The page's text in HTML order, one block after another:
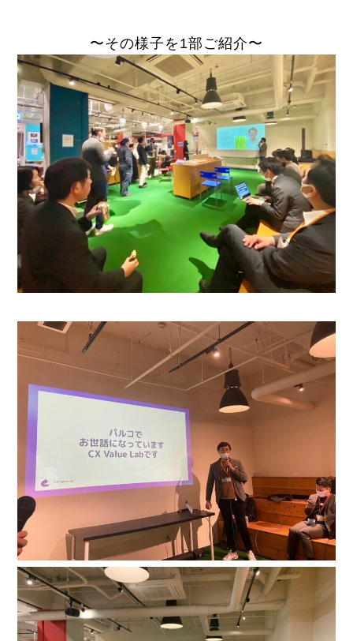
〜その様子を1部ご紹介〜